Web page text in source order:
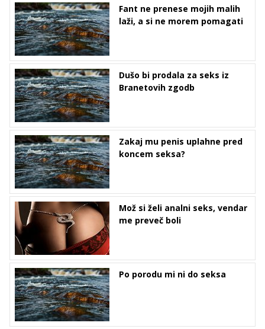
Fant ne prenese mojih malih
laži, a si ne morem pomagati
Dušo bi prodala za seks iz
Branetovih zgodb
Zakaj mu penis uplahne pred
koncem seksa?
Mož si želi analni seks, vendar
me preveč boli
Po porodu mi ni do seksa